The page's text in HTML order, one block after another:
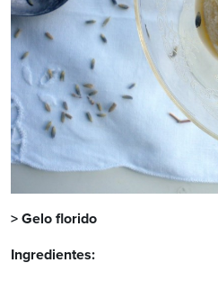
> Gelo florido
Ingredientes: